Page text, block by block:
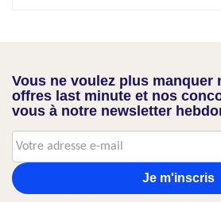
Vous ne voulez plus manquer
offres last minute et nos
vous à notre newsletter
Je m'inscris